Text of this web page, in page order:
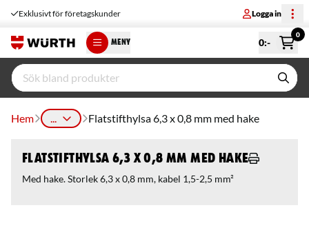
Exklusivt för företagskunder Logga in
MENY 0:-
0
Hem ... Flatstifthylsa 6,3 x 0,8 mm med hake
Flatstifthylsa 6,3 x 0,8 mm med hake
Med hake. Storlek 6,3 x 0,8 mm, kabel 1,5-2,5 mm²